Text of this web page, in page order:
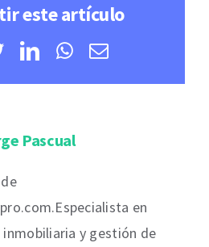
este artículo
TwitterLinkedInWhatsApp
Correo
Pascual
en
inmobiliaria y gestión de